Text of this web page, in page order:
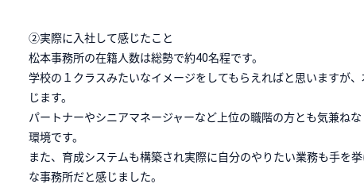
②実際に入社して感じたこと
松本事務所の在籍人数は総勢で約40名程です。
学校の１クラスみたいなイメージをしてもらえればと思いますが
じます。
パートナーやシニアマネージャーなど上位の職階の方とも気兼ね
環境です。
また、育成システムも構築され実際に自分のやりたい業務も手を
な事務所だと感じました。